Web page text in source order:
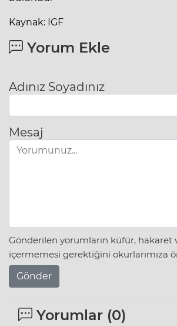
Kaynak: IGF
Yorum Ekle
Adınız Soyadınız
Mesaj
Gönderilen yorumların küfür, hakaret
içermemesi gerektiğini okurlarımıza
Gönder
Yorumlar (0)